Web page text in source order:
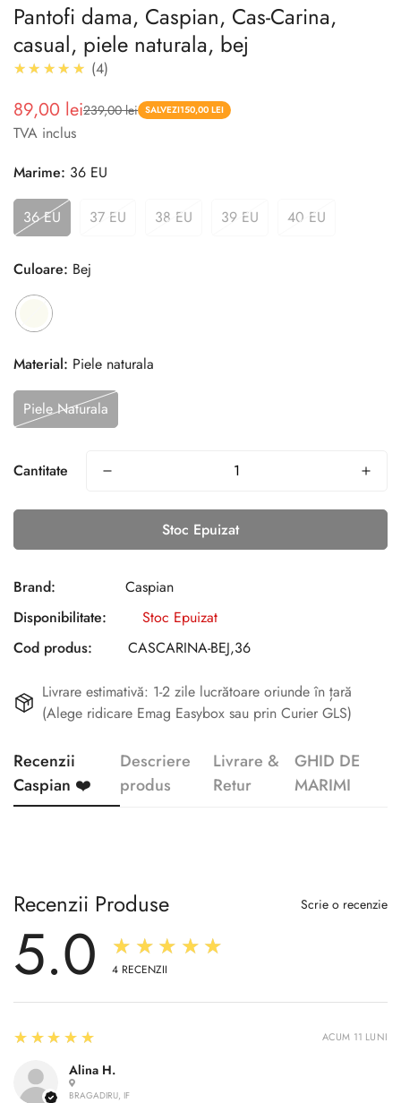
Pantofi dama, Caspian, Cas-Carina,
casual, piele naturala, bej
★★★★★ 5.0
4
Pret
redus
89,00 lei
Pret 239,00 lei SALVEZI150,00 LEI
TVA inclus
Marime: 36 EU
36 EU 37 EU 38 EU 39 EU 40 EU
Culoare: Bej
Material: Piele naturala
Piele Naturala
Cantitate
Stoc Epuizat
Brand:
Caspian
Disponibilitate:
Stoc Epuizat
Cod produs:
CASCARINA-BEJ,36
Livrare estimativă: 1-2 zile lucrătoare oriunde în țară
(Alege ridicare Emag Easybox sau prin Curier GLS)
Recenzii
Caspian ❤️
Descriere
produs
Livrare &
Retur
GHID DE
MARIMI
Recenzii Produse Scrie o recenzie
5.0 ★★★★★
4 RECENZII
Alina H.
BRAGADIRU, IF
5
★★★★★ ACUM 11 LUNI